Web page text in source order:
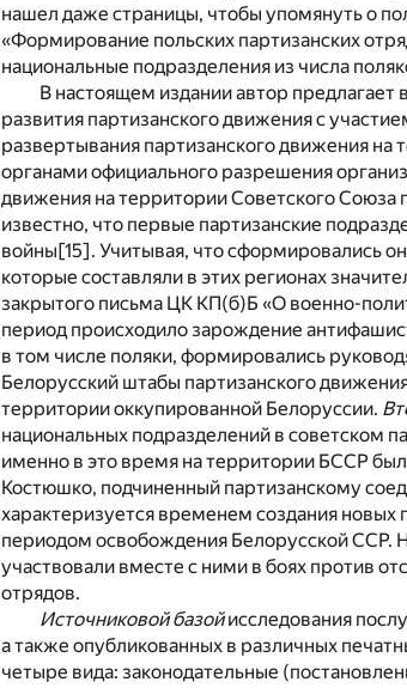
нашел даже страницы, чтобы упомянуть о
«Формирование польских партизанских
национальные подразделения из числа
В настоящем издании автор
развития партизанского движения с
развертывания партизанского движения
органами официального разрешения
движения на территории Советского
известно, что первые партизанские
войны[15]. Учитывая, что сформировались
которые составляли в этих регионах
закрытого письма ЦК КП(б)Б «О военно-
период происходило зарождение
в том числе поляки, формировались
Белорусский штабы партизанского
территории оккупированной Белоруссии.
национальных подразделений в советском
именно в это время на территории БССР
Костюшко, подчиненный партизанскому
характеризуется временем создания новых
периодом освобождения Белорусской ССР.
участвовали вместе с ними в боях против
отрядов.
Источниковой базойисследования
а также опубликованных в различных
четыре вида: законодательные